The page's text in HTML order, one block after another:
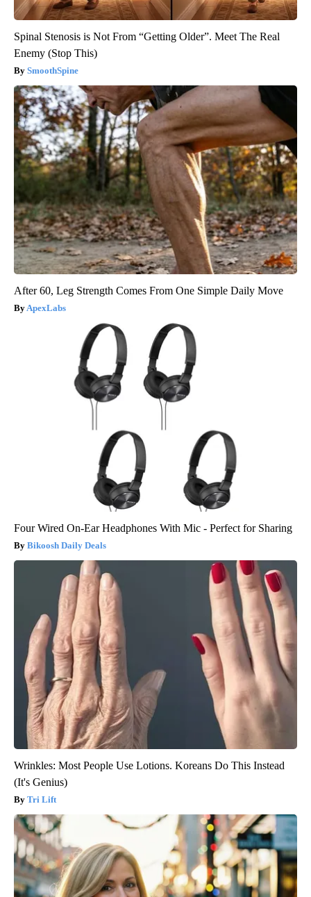
Spinal Stenosis is Not From “Getting Older”. Meet The Real
Enemy (Stop This)
SmoothSpine
After 60, Leg Strength Comes From One Simple Daily Move
ApexLabs
Four Wired On-Ear Headphones With Mic - Perfect for Sharing
Bikoosh Daily Deals
Wrinkles: Most People Use Lotions. Koreans Do This Instead
(It's Genius)
Tri Lift